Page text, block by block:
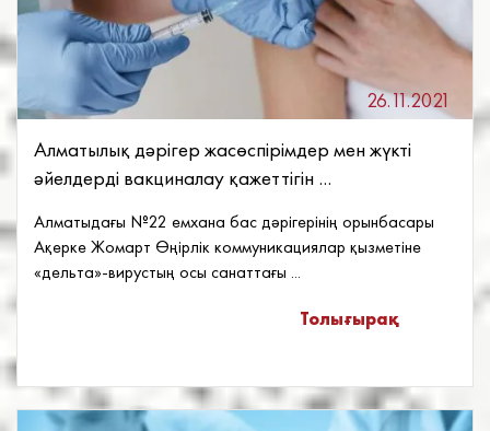
26.11.2021
Алматылық дәрігер жасөспірімдер мен жүкті
әйелдерді вакциналау қажеттігін ...
Алматыдағы №22 емхана бас дәрігерінің орынбасары
Ақерке Жомарт Өңірлік коммуникациялар қызметіне
«дельта»-вирустың осы санаттағы ...
Толығырақ